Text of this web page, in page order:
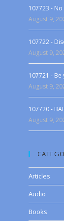
107723 - No
August 9,
107722 -
August 9,
107721 -
August 9,
107720 -
August 9,
Articles
Audio
Books